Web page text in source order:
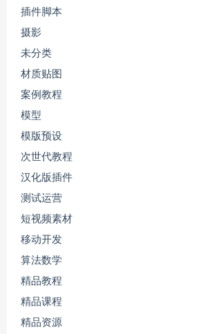
插件脚本
摄影
未分类
材质贴图
案例教程
模型
模版预设
次世代教程
汉化版插件
测试运营
短视频素材
移动开发
算法数学
精品教程
精品课程
精品资源